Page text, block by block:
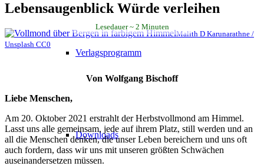
Verlagsprogramm
Downloads
Lebensaugenblick Würde verleihen
Malith D Karunarathne /
Unsplash CC0
Lesedauer 2 Minuten
Von Wolfgang Bischoff
Liebe Menschen,
Am 20. Oktober 2021 erstrahlt der Herbstvollmond am Himmel.
Lasst uns alle gemeinsam, jede auf ihrem Platz, still werden und an
all die Menschen denken, die unser Leben bereichern und uns oft
auch fordern, dass wir uns mit unseren größten Schwächen
auseinandersetzen müssen.